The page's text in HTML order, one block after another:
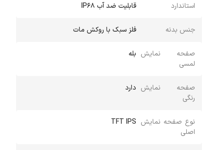
استاندارد قابلیت ضد آب IP68
جنس بدنه فلز سبک با روکش مات
صفحه نمایش
لمسی
بله
صفحه نمایش
رنگی
دارد
نوع صفحه نمایش
اصلی
TFT IPS